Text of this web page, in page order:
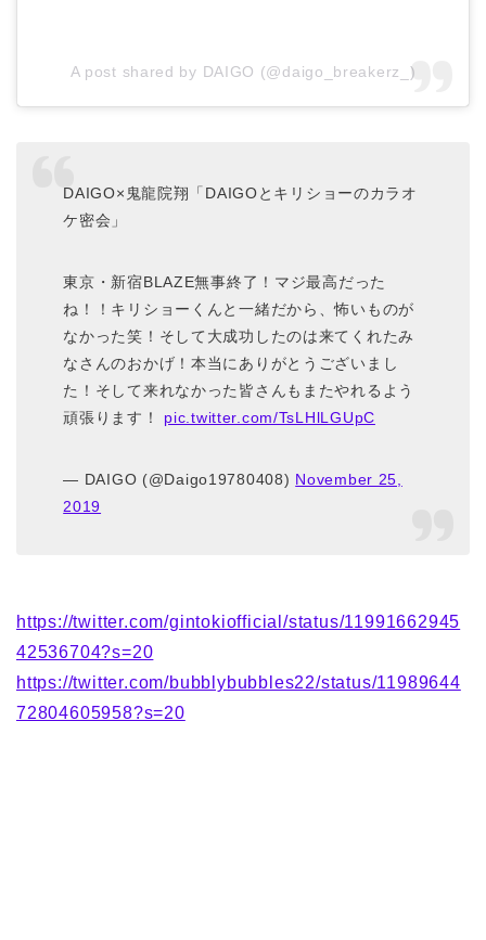
A post shared by DAIGO (@daigo_breakerz_)
DAIGO×鬼龍院翔「DAIGOとキリショーのカラオ
ケ密会」
東京・新宿BLAZE無事終了！マジ最高だった
ね！！キリショーくんと一緒だから、怖いものが
なかった笑！そして大成功したのは来てくれたみ
なさんのおかげ！本当にありがとうございまし
た！そして来れなかった皆さんもまたやれるよう
頑張ります！ pic.twitter.com/TsLHlLGUpC
— DAIGO (@Daigo19780408) November 25,
2019
https://twitter.com/gintokiofficial/status/11991662945
42536704?s=20
https://twitter.com/bubblybubbles22/status/11989644
72804605958?s=20